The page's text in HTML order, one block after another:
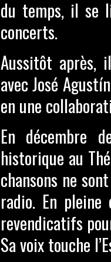
du temps, il se
concerts.
Aussitôt après,
avec José
en une
En décembre
historique au
chansons ne
radio. En pleine
revendicatifs
Sa voix touche